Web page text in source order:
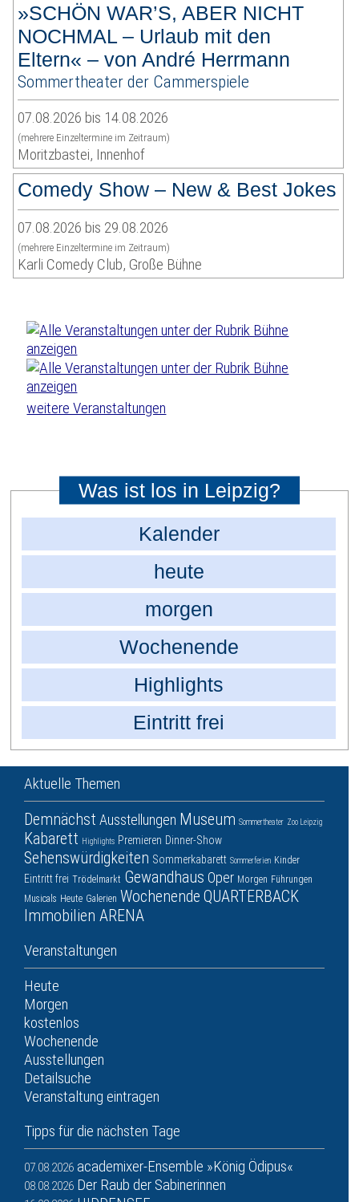
»SCHÖN WAR’S, ABER NICHT
NOCHMAL – Urlaub mit den
Eltern« – von André Herrmann
Sommertheater der Cammerspiele
07.08.2026 bis 14.08.2026
(mehrere Einzeltermine im Zeitraum)
Moritzbastei, Innenhof
Comedy Show – New & Best Jokes
07.08.2026 bis 29.08.2026
(mehrere Einzeltermine im Zeitraum)
Karli Comedy Club, Große Bühne
weitere Veranstaltungen
Was ist los in Leipzig?
Kalender
heute
morgen
Wochenende
Highlights
Eintritt frei
Aktuelle Themen
Demnächst Ausstellungen Museum Sommertheater Zoo Leipzig
Kabarett Highlights Premieren Dinner-Show
Sehenswürdigkeiten Sommerkabarett Sommerferien Kinder
Eintritt frei Trödelmarkt Gewandhaus Oper Morgen Führungen
Musicals Heute Galerien Wochenende QUARTERBACK
Immobilien ARENA
Veranstaltungen
Heute
Morgen
kostenlos
Wochenende
Ausstellungen
Detailsuche
Veranstaltung eintragen
Tipps für die nächsten Tage
07.08.2026 academixer-Ensemble »König Ödipus«
08.08.2026 Der Raub der Sabinerinnen